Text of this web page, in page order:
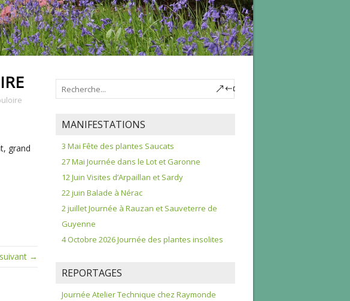
grand
→
MANIFESTATIONS
3 Mai Fête des plantes Saucats
27 Mai Journée dans le Lot et Garonne
12 Juin Visites d’Arpaillan et Sardy
22 juin Balade à Nérac
2 juillet Journée à Rauzan et Sauveterre de
Guyenne
4 Octobre 2026 Journée des plantes insolites
REPORTAGES
Journée Atelier Technique chez Raymonde